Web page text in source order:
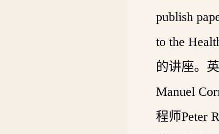
publish
to the
的讲座。
Manuel
程师Peter